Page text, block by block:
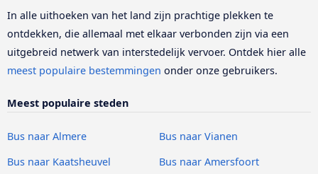
In alle uithoeken van het land zijn prachtige plekken te
ontdekken, die allemaal met elkaar verbonden zijn via een
uitgebreid netwerk van interstedelijk vervoer. Ontdek hier alle
meest populaire bestemmingen onder onze gebruikers.
Meest populaire steden
Bus naar Almere
Bus naar Vianen
Bus naar Kaatsheuvel
Bus naar Amersfoort